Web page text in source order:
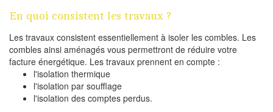
En quoi consistent les travaux ?
Les travaux consistent essentiellement à isoler les combles. Les
combles ainsi aménagés vous permettront de réduire votre
facture énergétique. Les travaux prennent en compte :
l'isolation thermique
l'isolation par soufflage
l'isolation des comptes perdus.